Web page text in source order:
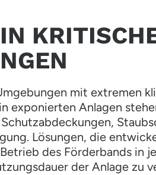
mit extremen
exponierten Anlagen
Lösungen, die
des Förderbands in
der Anlage zu